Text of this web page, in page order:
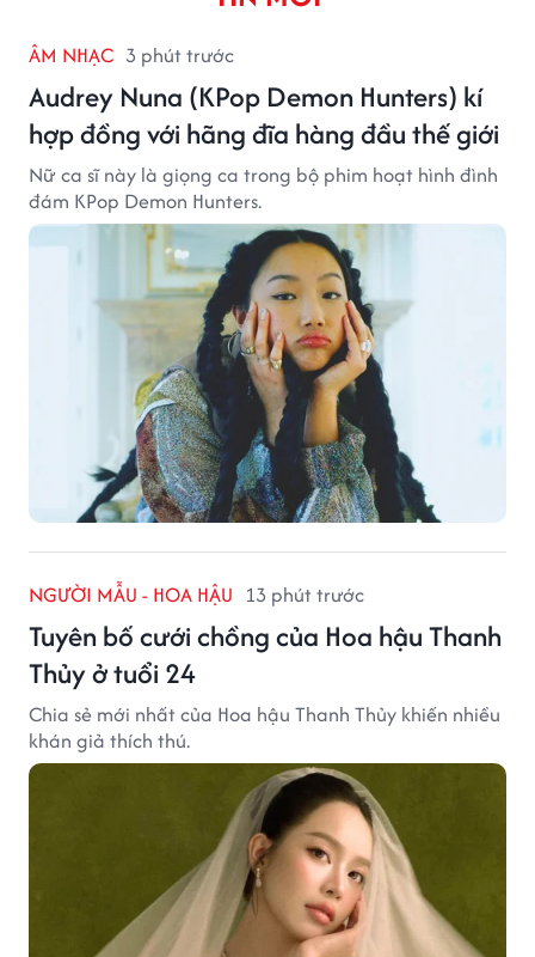
ÂM NHẠC 3 phút trước
Audrey Nuna (KPop Demon Hunters) kí
hợp đồng với hãng đĩa hàng đầu thế giới
Nữ ca sĩ này là giọng ca trong bộ phim hoạt hình đình
đám KPop Demon Hunters.
NGƯỜI MẪU - HOA HẬU 13 phút trước
Tuyên bố cưới chồng của Hoa hậu Thanh
Thủy ở tuổi 24
Chia sẻ mới nhất của Hoa hậu Thanh Thủy khiến nhiều
khán giả thích thú.